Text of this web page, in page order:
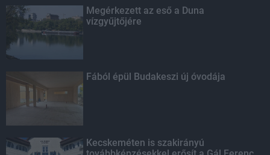
Megérkezett az eső a Duna
vízgyűjtőjére
Fából épül Budakeszi új óvodája
Kecskeméten is szakirányú